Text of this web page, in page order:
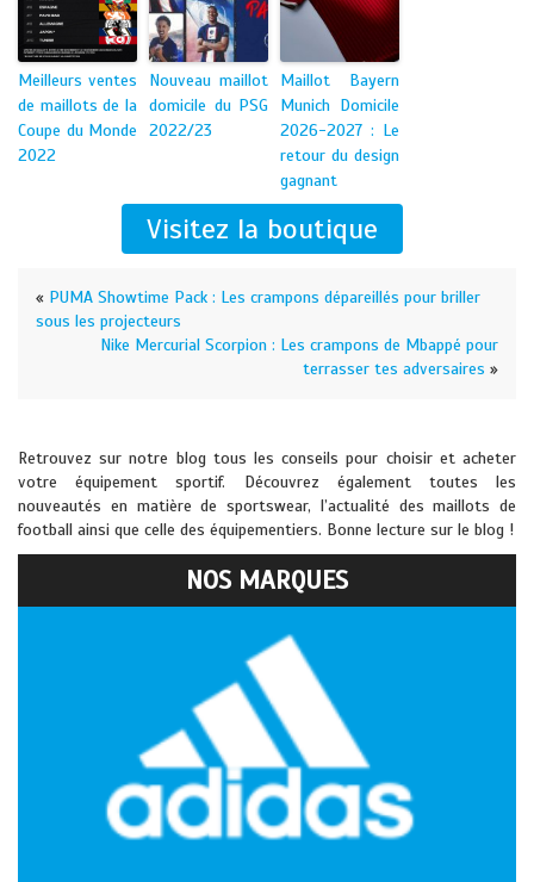
Meilleurs ventes
de maillots de la
Coupe du Monde
2022
Nouveau maillot
domicile du PSG
2022/23
Maillot Bayern
Munich Domicile
2026-2027 : Le
retour du design
gagnant
Visitez la boutique
« PUMA Showtime Pack : Les crampons dépareillés pour briller
sous les projecteurs
Nike Mercurial Scorpion : Les crampons de Mbappé pour
terrasser tes adversaires »
Retrouvez sur notre blog tous les conseils pour choisir et acheter
votre équipement sportif. Découvrez également toutes les
nouveautés en matière de sportswear, l’actualité des maillots de
football ainsi que celle des équipementiers. Bonne lecture sur le blog !
NOS MARQUES